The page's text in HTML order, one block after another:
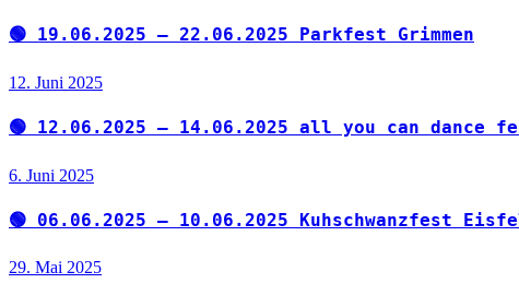
🟢 19.06.2025 – 22.06.2025 Parkfest Grimmen
12. Juni 2025
🟢 12.06.2025 – 14.06.2025 all you can dance
6. Juni 2025
🟢 06.06.2025 – 10.06.2025 Kuhschwanzfest
29. Mai 2025